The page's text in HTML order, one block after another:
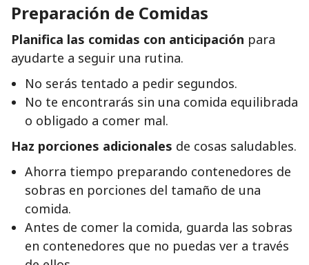
Preparación de Comidas
Planifica las comidas con anticipación para
ayudarte a seguir una rutina.
No serás tentado a pedir segundos.
No te encontrarás sin una comida equilibrada
o obligado a comer mal.
Haz porciones adicionales de cosas saludables.
Ahorra tiempo preparando contenedores de
sobras en porciones del tamaño de una
comida.
Antes de comer la comida, guarda las sobras
en contenedores que no puedas ver a través